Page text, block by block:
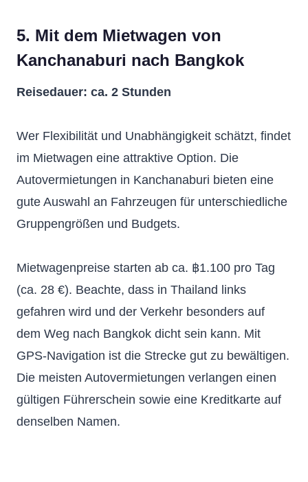
5. Mit dem Mietwagen von
Kanchanaburi nach Bangkok
Reisedauer: ca. 2 Stunden
Wer Flexibilität und Unabhängigkeit schätzt, findet
im Mietwagen eine attraktive Option. Die
Autovermietungen in Kanchanaburi bieten eine
gute Auswahl an Fahrzeugen für unterschiedliche
Gruppengrößen und Budgets.
Mietwagenpreise starten ab ca. ฿1.100 pro Tag
(ca. 28 €). Beachte, dass in Thailand links
gefahren wird und der Verkehr besonders auf
dem Weg nach Bangkok dicht sein kann. Mit
GPS-Navigation ist die Strecke gut zu bewältigen.
Die meisten Autovermietungen verlangen einen
gültigen Führerschein sowie eine Kreditkarte auf
denselben Namen.